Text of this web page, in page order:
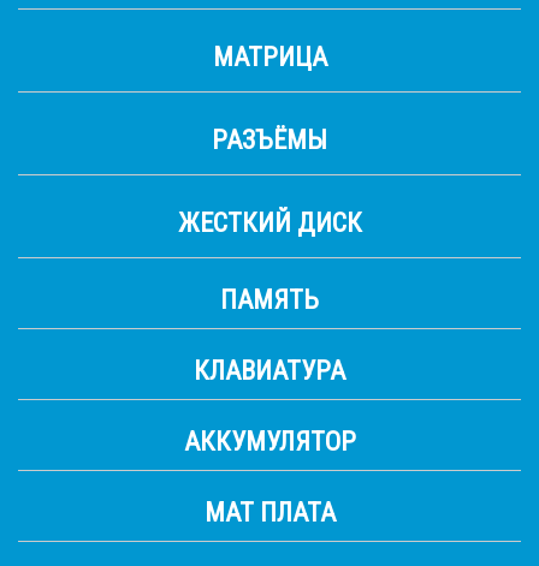
МАТРИЦА
РАЗЪЁМЫ
ЖЕСТКИЙ ДИСК
ПАМЯТЬ
КЛАВИАТУРА
АККУМУЛЯТОР
МАТ ПЛАТА